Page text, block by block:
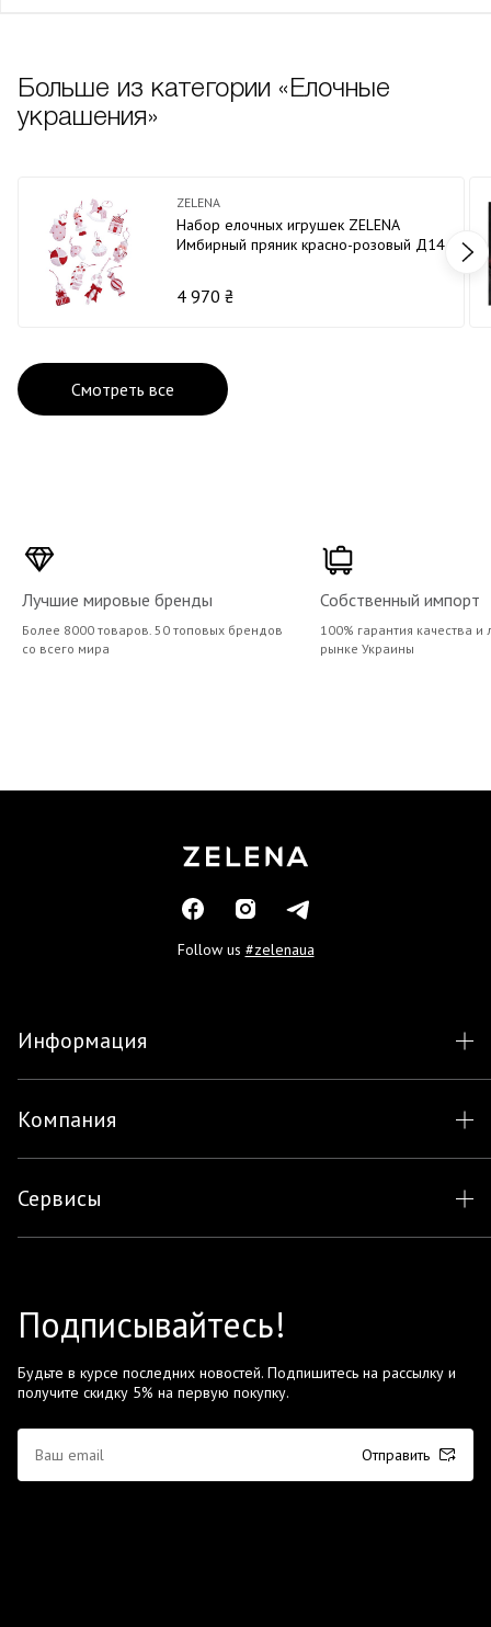
Больше из категории «Елочные
украшения»
ZELENA
Набор елочных игрушек ZELENA
Имбирный пряник красно-розовый Д14
4 970 ₴
Смотреть все
Лучшие мировые бренды
Более 8000 товаров. 50 топовых брендов
со всего мира
Собственный импорт
100% гарантия качества
рынке Украины
Follow us #zelenaua
Информация
Компания
Сервисы
Подписывайтесь!
Будьте в курсе последних новостей. Подпишитесь на рассылку и
получите скидку 5% на первую покупку.
Отправить